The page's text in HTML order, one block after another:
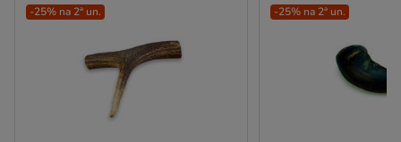
-25% na 2ª un. -25% na 2ª un.